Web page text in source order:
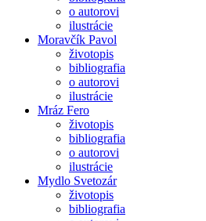
o autorovi
ilustrácie
Moravčík Pavol
životopis
bibliografia
o autorovi
ilustrácie
Mráz Fero
životopis
bibliografia
o autorovi
ilustrácie
Mydlo Svetozár
životopis
bibliografia